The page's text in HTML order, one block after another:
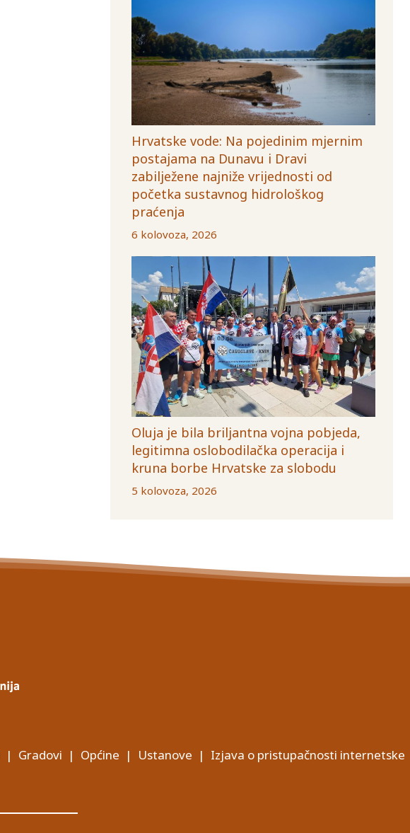
Hrvatske vode: Na pojedinim mjernim
postajama na Dunavu i Dravi
zabilježene najniže vrijednosti od
početka sustavnog hidrološkog
praćenja
6 kolovoza, 2026
Oluja je bila briljantna vojna pobjeda,
legitimna oslobodilačka operacija i
kruna borbe Hrvatske za slobodu
5 kolovoza, 2026
| Gradovi | Općine | Ustanove | Izjava o pristupačnosti internetske